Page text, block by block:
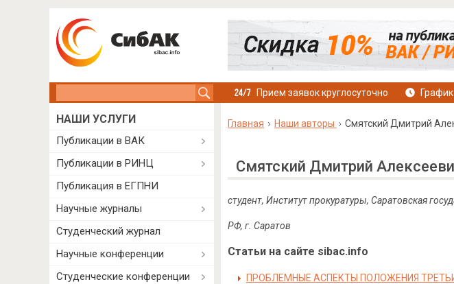
Прием заявок круглосуточно
Главная Наши авторы Смятский Дмитрий
Смятский Дмитрий
студент, Институт прокуратуры, Саратовская
РФ, г. Саратов
Статьи на сайте sibac.info
ПРОБЛЕМНЫЕ АСПЕКТЫ ПОЛОЖЕНИЯ
НАШИ УСЛУГИ
Публикации в ВАК
Публикации в РИНЦ
Публикация в ЕГПНИ
Научные журналы
Студенческий журнал
Научные конференции
Студенческие конференции